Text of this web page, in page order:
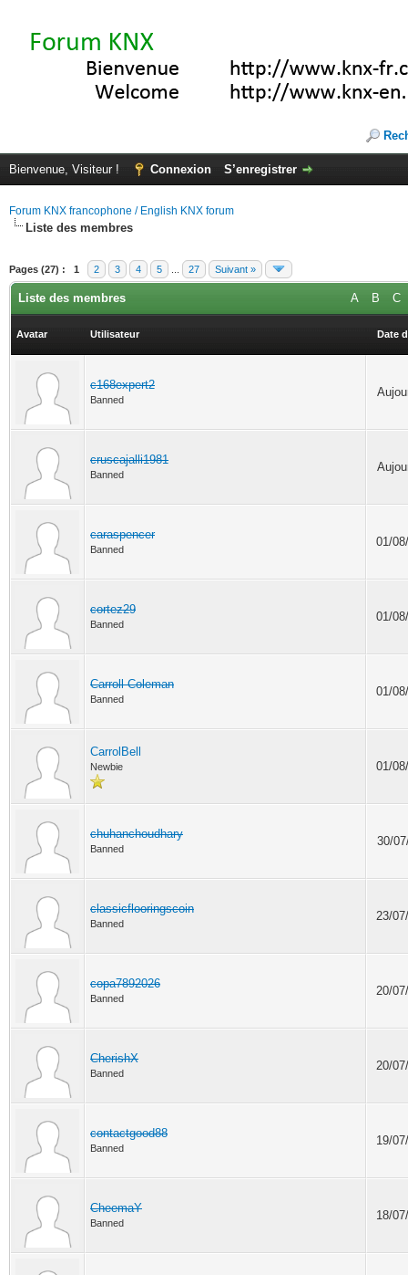
Bienvenue, Visiteur ! Connexion S’enregistrer
Forum KNX francophone / English KNX forum
Liste des membres
Pages (27) : 1 2 3 4 5 27 Suivant »
A B C
Liste des membres
Avatar Utilisateur Date
c168expert2
Banned
cruscajalli1981
Banned
caraspencer
Banned
01/
cortez29
Banned
01/
Carroll Coleman
Banned
01/
CarrolBell
Newbie 01/
chuhanchoudhary
Banned
30/
classicflooringscoin
Banned
23/
copa7892026
Banned
20/
CherishX
Banned
20/
contactgood88
Banned
19/
CheemaY
Banned
18/